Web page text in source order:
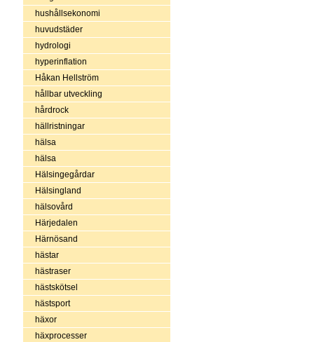
hushållsekonomi
huvudstäder
hydrologi
hyperinflation
Håkan Hellström
hållbar utveckling
hårdrock
hällristningar
hälsa
hälsa
Hälsingegårdar
Hälsingland
hälsovård
Härjedalen
Härnösand
hästar
hästraser
hästskötsel
hästsport
häxor
häxprocesser